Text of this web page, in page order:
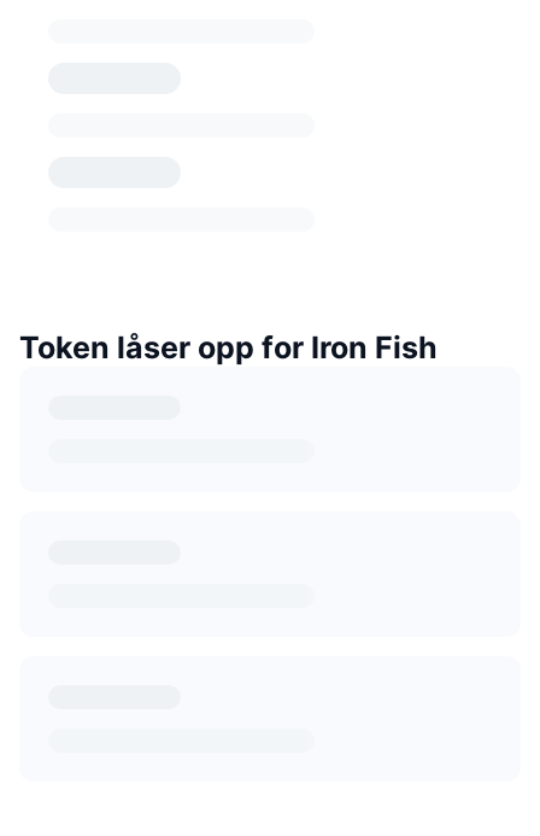
Token låser opp for Iron Fish